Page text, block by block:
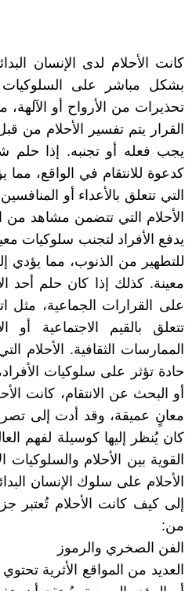
كانت الأحلام لدى الإنسان
بشكل مباشر على السلوكيات
تحذيرات من الأرواح أو الآلهة،
القرار يتم تفسير الأحلام من
يجب فعله أو تجنبه. إذا حلم
كدعوة للانتقام في الواقع، مما
التي تتعلق بالأعداء أو
الأحلام التي تتضمن مشاهد من
يدفع الأفراد لتجنب سلوكيات
للتطهير من الذنوب، مما يؤدي
معينة. كذلك إذا كان حلم أحد
على القرارات الجماعية، مثل
تتعلق بالقيم الاجتماعية أو
الممارسات الثقافية. الأحلام
حادة تؤثر على سلوكيات
أو البحث عن الانتقام، كانت
معانٍ عميقة، وقد أدت إلى
كان يُنظر إليها كوسيلة لفهم
القوية بين الأحلام والسلوكيات
الأحلام على سلوك الإنسان
إلى كيف كانت الأحلام تُعتبر
من:
الفن الصخري والرموز
العديد من المواقع الأثرية